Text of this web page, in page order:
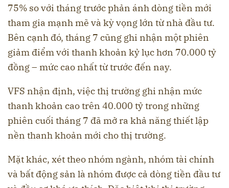
75% so với tháng trước phản ánh dòng tiền mới
tham gia mạnh mẽ và kỳ vọng lớn từ nhà đầu tư.
Bên cạnh đó, tháng 7 cũng ghi nhận một phiên
giảm điểm với thanh khoản kỷ lục hơn 70.000 tỷ
đồng – mức cao nhất từ trước đến nay.
VFS nhận định, việc thị trường ghi nhận mức
thanh khoản cao trên 40.000 tỷ trong những
phiên cuối tháng 7 đã mở ra khả năng thiết lập
nền thanh khoản mới cho thị trường.
Mặt khác, xét theo nhóm ngành, nhóm tài chính
và bất động sản là nhóm được cả dòng tiền đầu tư